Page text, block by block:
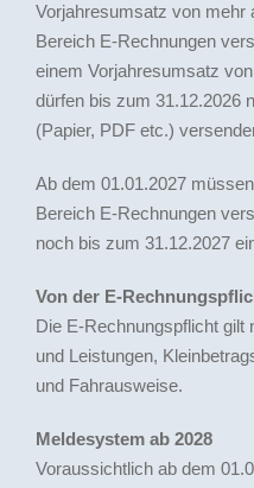
Vorjahresumsatz von mehr
Bereich E-Rechnungen
einem Vorjahresumsatz
dürfen bis zum 31.12.2026
(Papier, PDF etc.)
Ab dem 01.01.2027
Bereich E-Rechnungen
noch bis zum 31.12.2027
Von der E-
Die E-Rechnungspflicht gilt
und Leistungen,
und Fahrausweise.
Meldesystem ab 2028
Voraussichtlich ab dem